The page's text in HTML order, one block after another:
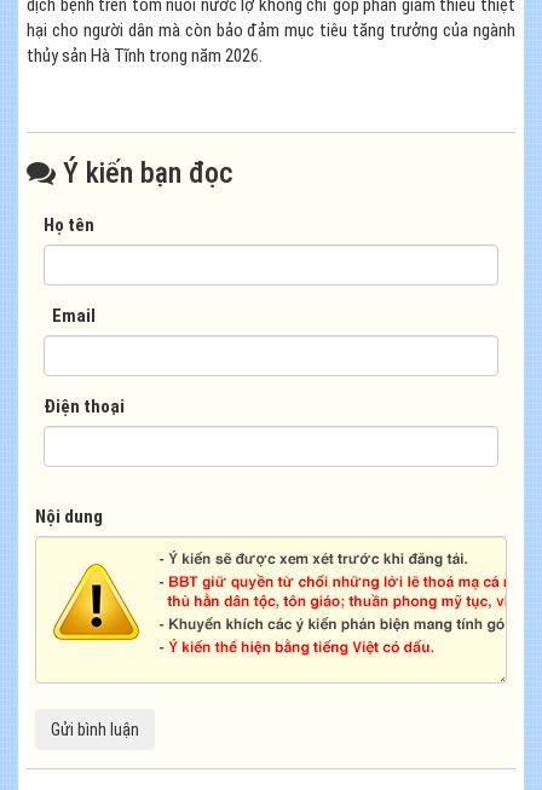
dịch bệnh trên tôm nuôi nước lợ không chỉ góp phần giảm thiểu thiệt
hại cho người dân mà còn bảo đảm mục tiêu tăng trưởng của ngành
thủy sản Hà Tĩnh trong năm 2026.
Ý kiến bạn đọc
Họ tên
Email
Điện thoại
Nội dung